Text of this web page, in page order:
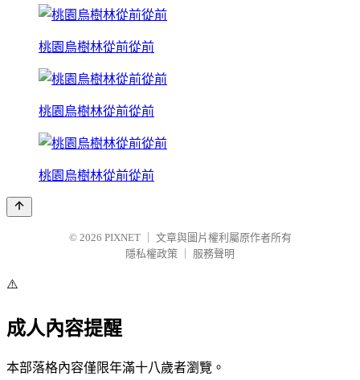
桃園烏樹林從前從前
桃園烏樹林從前從前
桃園烏樹林從前從前
© 2026 PIXNET
文章與圖片權利屬原作者所有
隱私權政策
服務聲明
⚠️
成人內容提醒
本部落格內容僅限年滿十八歲者瀏覽。